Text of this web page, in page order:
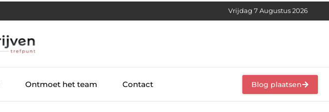
Vrijdag 7 Augustus 2026
Ontmoet het team Contact Blog plaatsen